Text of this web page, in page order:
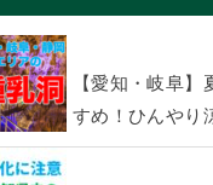
【愛知・岐阜
すめ！ひんやり